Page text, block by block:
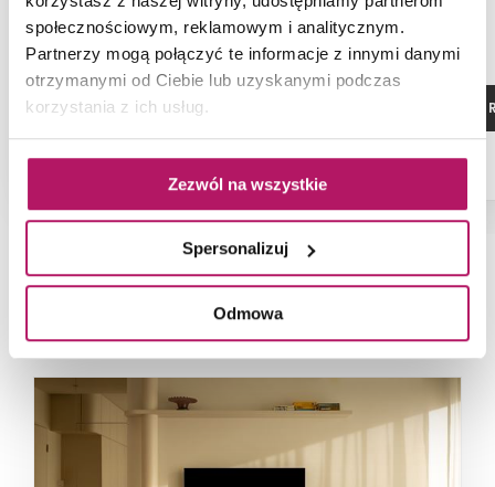
społecznościowym, reklamowym i analitycznym.
Partnerzy mogą połączyć te informacje z innymi danymi
otrzymanymi od Ciebie lub uzyskanymi podczas
korzystania z ich usług.
Zezwól na wszystkie
Spersonalizuj
Odmowa
ZOBACZ PRODUKT
drewna/uchwyt
ZOBACZ
NAJNOWSZE ARTYKUŁY